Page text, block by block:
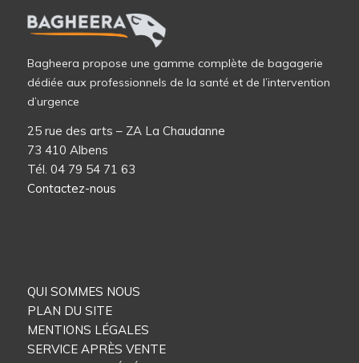
Bagheera propose une gamme complète de bagagerie
dédiée aux professionnels de la santé et de l’intervention
d’urgence
25 rue des arts – ZA La Chaudanne
73 410 Albens
Tél. 04 79 54 71 63
Contactez-nous
QUI SOMMES NOUS
PLAN DU SITE
MENTIONS LÉGALES
SERVICE APRÈS VENTE